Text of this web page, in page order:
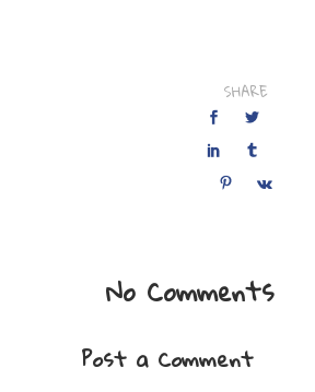
SHARE
No Comments
Post a Comment